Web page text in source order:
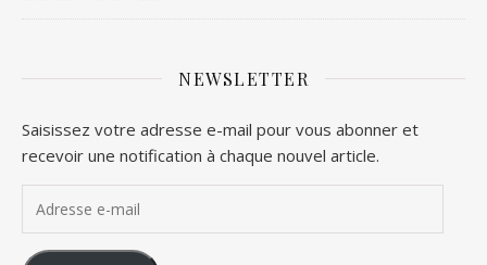
NEWSLETTER
Saisissez votre adresse e-mail pour vous abonner et
recevoir une notification à chaque nouvel article.